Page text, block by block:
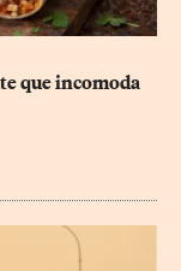
que incomoda